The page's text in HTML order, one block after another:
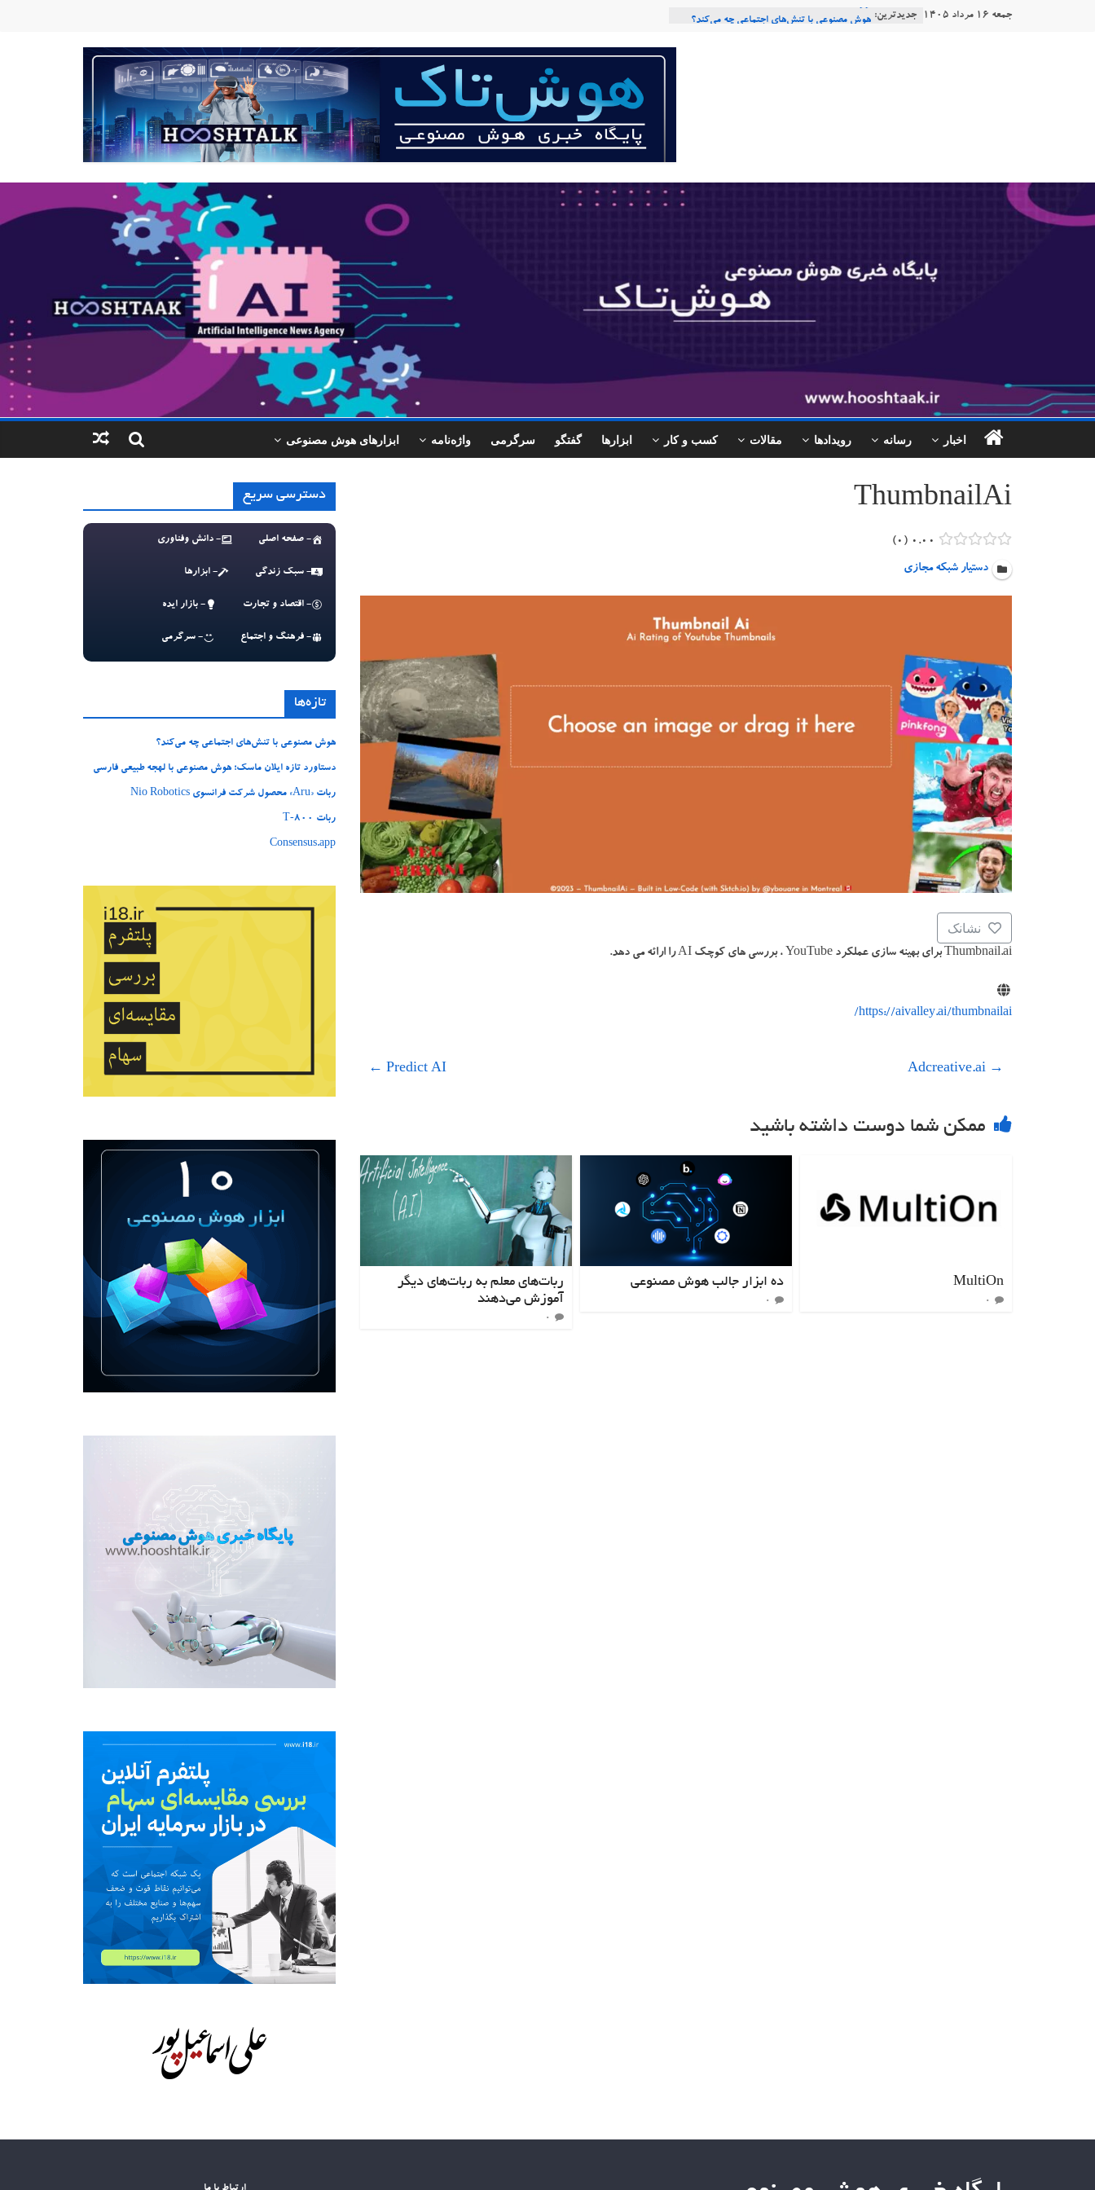
جمعه ۱۶ مرداد ۱۴۰۵ جدیدترین: Consensus.app
خبری
مصنوعی
اخبار رسانه رویدادها مقالات کسب و کار ابزارها گفتگو سرگرمی واژه‌نامه ابزارهای هوش مصنوعی
ThumbnailAi
۰.۰۰ ۰
دستیار شبکه مجازی
نشانک
Thumbnail.ai برای بهینه سازی عملکرد YouTube ، بررسی های کوچک AI را ارائه می دهد.
https://aivalley.ai/thumbnailai/
→
Predict AI
←
ممکن شما دوست داشته باشید
MultiOn
۰
ده ابزار جالب هوش مصنوعی
۰
ربات‌های معلم به ربات‌های دیگر
آموزش می‌دهند
۰
دسترسی سریع
- صفحه اصلی - دانش وفناوری
- سبک زندگی - ابزارها
- اقتصاد و تجارت - بازار ایده
- فرهنگ و اجتماع - سرگرمی
تازه‌ها
هوش مصنوعی با تنش‌های اجتماعی چه می‌کند؟
دستاورد تازه ایلان ماسک؛ هوش مصنوعی با لهجه طبیعی فارسی
ربات «Aru» محصول شرکت فرانسوی Nio Robotics
ربات T‑800
Consensus.app